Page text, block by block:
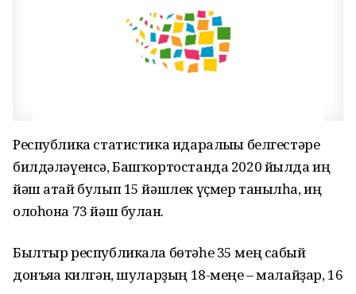
Республика статистика идаралығы белгестәре
билдәләүенсә, Башҡортостанда 2020 йылда иң
йәш атай булып 15 йәшлек үҫмер танылһа, иң
олоһона 73 йәш булған.
Былтыр республикала бөтәһе 35 мең сабый
донъяға килгән, шуларҙың 18-меңе – малайҙар, 16